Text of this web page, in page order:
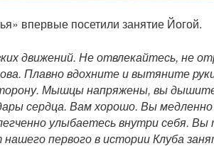
впервые посетили занятие Йогой.
движений. Не отвлекайтесь, не
Плавно вдохните и вытяните
Мышцы напряжены, вы
сердца. Вам хорошо. Вы
улыбаетесь внутри себя.
первого в истории Клуба